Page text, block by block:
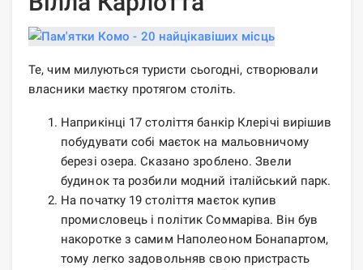
Те, чим милуються туристи сьогодні, створювали
власники маєтку протягом століть.
Наприкінці 17 століття банкір Клерічі вирішив
побудувати собі маєток на мальовничому
березі озера. Сказано зроблено. Звели
будинок та розбили модний італійський парк.
На початку 19 століття маєток купив
промисловець і політик Соммаріва. Він був
накоротке з самим Наполеоном Бонапартом,
тому легко задовольняв свою пристрасть